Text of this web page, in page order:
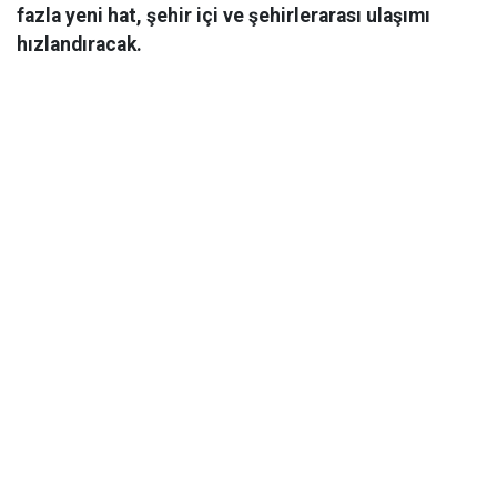
fazla yeni hat, şehir içi ve şehirlerarası ulaşımı
hızlandıracak.